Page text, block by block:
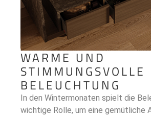
WARME UND
STIMMUNGSVOLLE
BELEUCHTUNG
In den Wintermonaten spielt die
wichtige Rolle, um eine gemütliche